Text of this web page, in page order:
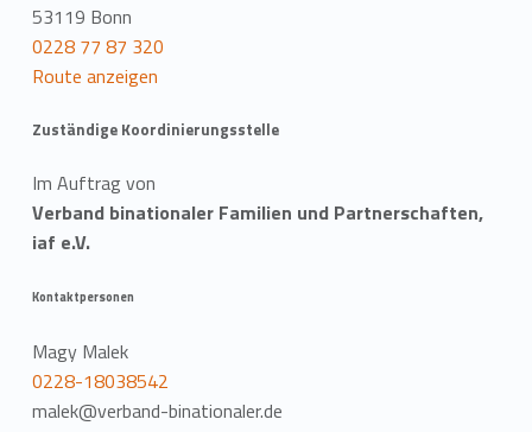
53119 Bonn
0228 77 87 320
Route anzeigen
Zuständige Koordinierungsstelle
Im Auftrag von
Verband binationaler Familien und Partnerschaften,
iaf e.V.
Kontaktpersonen
Magy Malek
0228-18038542
malek@verband-binationaler.de